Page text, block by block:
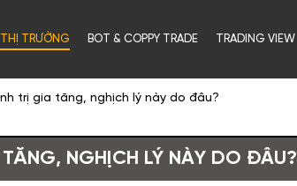
TRƯỜNG BOT & COPPY TRADE TRADING VIEW
trị gia tăng, nghịch lý này do đâu?
NGHỊCH LÝ NÀY DO ĐÂU?